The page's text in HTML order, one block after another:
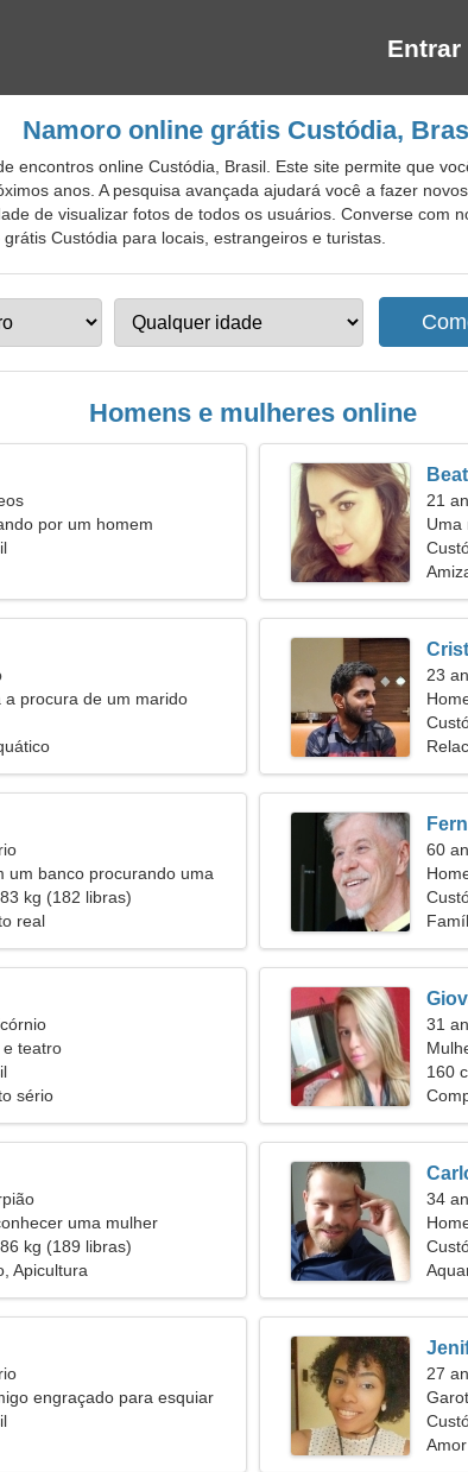
Entrar
Namoro online grátis Custódia,
encontros online Custódia, Brasil. Este site permite que
anos. A pesquisa avançada ajudará você a fazer
de visualizar fotos de todos os usuários. Converse com
Custódia para locais, estrangeiros e turistas.
Homens e mulheres online
por um homem
21
Uma
a procura de um marido
23
um banco procurando uma
kg (182 libras)
real
60
57
teatro
sério
31
160
uma mulher
kg (189 libras)
Apicultura
34
engraçado para esquiar
27